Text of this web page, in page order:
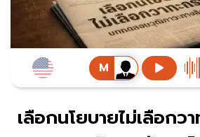
เลือกนโยบายไม่เลือกว